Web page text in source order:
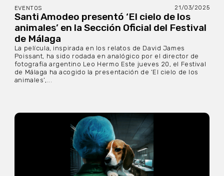
EVENTOS 21/03/2025
Santi Amodeo presentó ‘El cielo de los
animales’ en la Sección Oficial del Festival
de Málaga
La película, inspirada en los relatos de David James
Poissant, ha sido rodada en analógico por el director de
fotografía argentino Leo Hermo Este jueves 20, el Festival
de Málaga ha acogido la presentación de ‘El cielo de los
animales’,...